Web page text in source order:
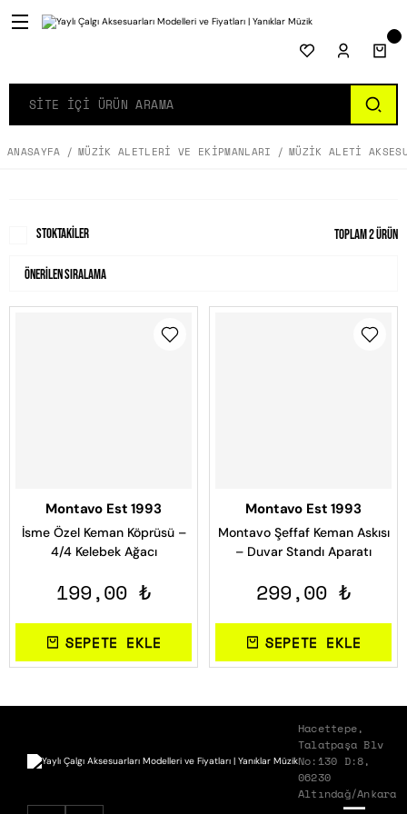
ANASAYFA MÜZIK ALETLERI VE EKIPMANLARI MÜZIK ALETI
Stoktakiler Toplam 2 ürün
Montavo Est 1993
İsme Özel Keman Köprüsü –
4/4 Kelebek Ağacı
199,00 ₺
SEPETE EKLE
Montavo Est 1993
Montavo Şeffaf Keman Askısı
– Duvar Standı Aparatı
299,00 ₺
SEPETE EKLE
Hacettepe,
Talatpaşa Blv
No:130 D:8,
06230
Altındağ/Ankara